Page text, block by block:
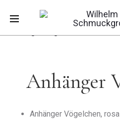
Start Kinderschmuck
Anhänger
Anhänger Vögelchen,